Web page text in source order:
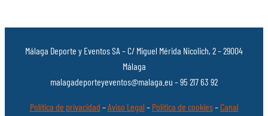
Málaga Deporte y Eventos SA – C/ Miguel Mérida Nicolich, 2 – 29004
Málaga
malagadeporteyeventos@malaga.eu – 95 217 63 92
Política de privacidad –Aviso Legal – Política de cookies–Canal